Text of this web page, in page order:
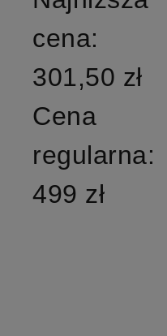
cena:
301,50 zł
Cena
regularna:
499 zł